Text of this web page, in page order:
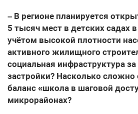
– В регионе планируется
5 тысяч мест в детских садах
учётом высокой плотности
активного жилищного
социальная инфраструктура
застройки? Насколько сложно
баланс «школа в шаговой
микрорайонах?